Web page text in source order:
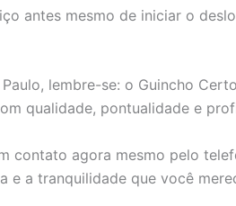
antes mesmo de iniciar o
lembre-se: o Guincho
qualidade, pontualidade e
contato agora mesmo pelo
a tranquilidade que você